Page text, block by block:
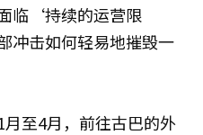
临‘持续的运营限
冲击如何轻易地摧毁一
至4月，前往古巴的外